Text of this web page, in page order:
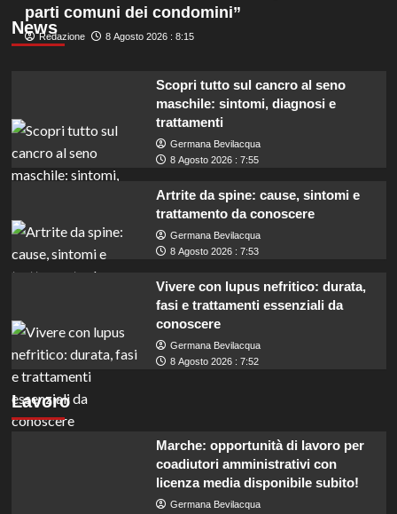
News
parti comuni dei condomini”
Redazione 8 Agosto 2026 : 8:15
Scopri tutto sul cancro al seno
maschile: sintomi, diagnosi e
trattamenti
Germana Bevilacqua
8 Agosto 2026 : 7:55
Artrite da spine: cause, sintomi e
trattamento da conoscere
Germana Bevilacqua
8 Agosto 2026 : 7:53
Vivere con lupus nefritico: durata,
fasi e trattamenti essenziali da
conoscere
Germana Bevilacqua
8 Agosto 2026 : 7:52
Lavoro
Marche: opportunità di lavoro per
coadiutori amministrativi con
licenza media disponibile subito!
Germana Bevilacqua